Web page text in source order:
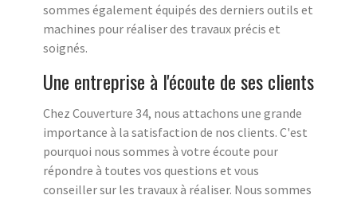
sommes également équipés des derniers outils et
machines pour réaliser des travaux précis et
soignés.
Une entreprise à l'écoute de ses clients
Chez Couverture 34, nous attachons une grande
importance à la satisfaction de nos clients. C'est
pourquoi nous sommes à votre écoute pour
répondre à toutes vos questions et vous
conseiller sur les travaux à réaliser. Nous sommes